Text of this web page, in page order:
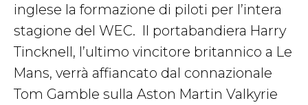
inglese la formazione di piloti per l’intera
stagione del WEC. Il portabandiera Harry
Tincknell, l’ultimo vincitore britannico a Le
Mans, verrà affiancato dal connazionale
Tom Gamble sulla Aston Martin Valkyrie